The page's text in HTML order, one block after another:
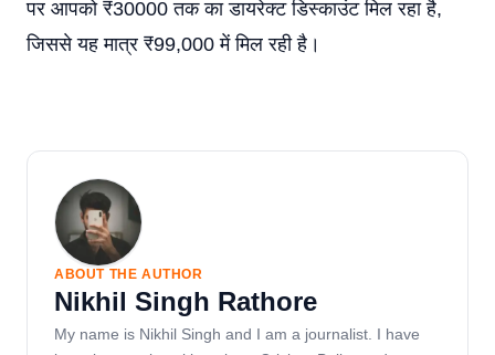
पर आपको ₹30000 तक का डायरेक्ट डिस्काउंट मिल रहा है,
जिससे यह मात्र ₹99,000 में मिल रही है।
ABOUT THE AUTHOR
Nikhil Singh Rathore
My name is Nikhil Singh and I am a journalist. I have